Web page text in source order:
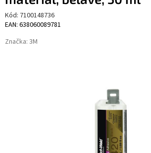
Kód: 7100148736
EAN: 638060089781
Značka: 3M